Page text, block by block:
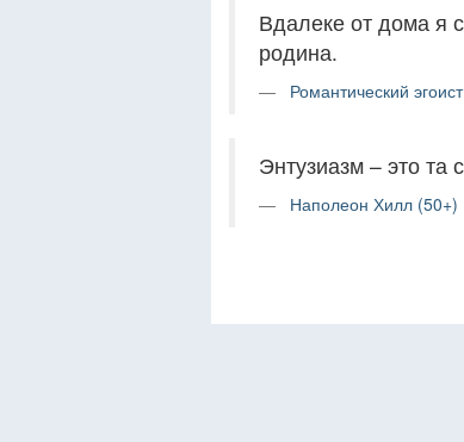
Вдалеке от дома я
родина.
Романтический
Энтузиазм – это та
Наполеон Хилл (50+)